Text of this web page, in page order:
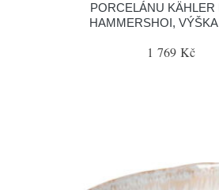
PORCELÁNU KÄHLER
HAMMERSHOI,
1 769 Kč